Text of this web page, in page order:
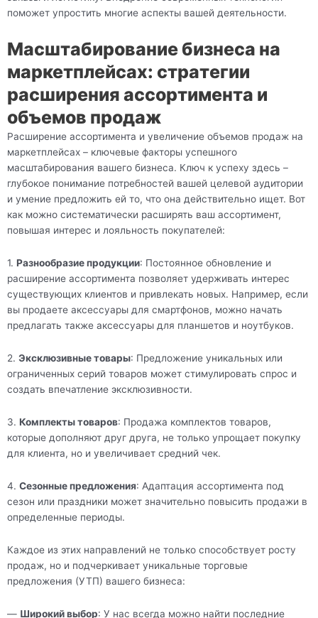
поможет упростить многие аспекты вашей деятельности.
Масштабирование бизнеса на
маркетплейсах: стратегии
расширения ассортимента и
объемов продаж
Расширение ассортимента и увеличение объемов продаж на
маркетплейсах – ключевые факторы успешного
масштабирования вашего бизнеса. Ключ к успеху здесь –
глубокое понимание потребностей вашей целевой аудитории
и умение предложить ей то, что она действительно ищет. Вот
как можно систематически расширять ваш ассортимент,
повышая интерес и лояльность покупателей:
1. Разнообразие продукции: Постоянное обновление и
расширение ассортимента позволяет удерживать интерес
существующих клиентов и привлекать новых. Например, если
вы продаете аксессуары для смартфонов, можно начать
предлагать также аксессуары для планшетов и ноутбуков.
2. Эксклюзивные товары: Предложение уникальных или
ограниченных серий товаров может стимулировать спрос и
создать впечатление эксклюзивности.
3. Комплекты товаров: Продажа комплектов товаров,
которые дополняют друг друга, не только упрощает покупку
для клиента, но и увеличивает средний чек.
4. Сезонные предложения: Адаптация ассортимента под
сезон или праздники может значительно повысить продажи в
определенные периоды.
Каждое из этих направлений не только способствует росту
продаж, но и подчеркивает уникальные торговые
предложения (УТП) вашего бизнеса:
— Широкий выбор: У нас всегда можно найти последние